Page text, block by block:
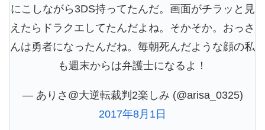
にこしながら3DS持ってたんだ。画面がチラッと見
えたらドラクエしてたんだよね。そかそか。おっさ
んは勇者になったんだね。毎朝死んだような顔の私
も週末からは弁護士になるよ！
— ありさ@大逆転裁判2楽しみ (@arisa_0325)
2017年8月1日